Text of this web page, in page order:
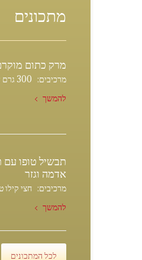
מתכונים
מרק כתום
מרכיבים: 300 גרם דלעת…
להמשך
תבשיל טופו עם
אדמה וגזר
מרכיבים: חצי קילו
להמשך
לכל המתכונים